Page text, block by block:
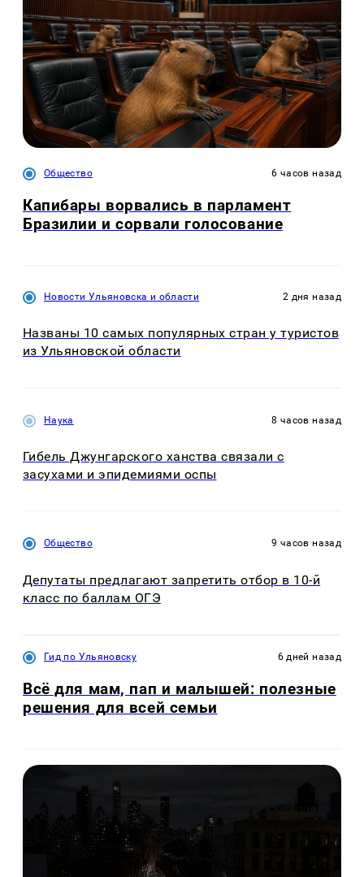
Общество 6 часов назад
Капибары ворвались в парламент
Бразилии и сорвали голосование
Новости Ульяновска и области 2 дня назад
Названы 10 самых популярных стран у туристов
из Ульяновской области
Наука 8 часов назад
Гибель Джунгарского ханства связали с
засухами и эпидемиями оспы
Общество 9 часов назад
Депутаты предлагают запретить отбор в 10-й
класс по баллам ОГЭ
Гид по Ульяновску 6 дней назад
Всё для мам, пап и малышей: полезные
решения для всей семьи